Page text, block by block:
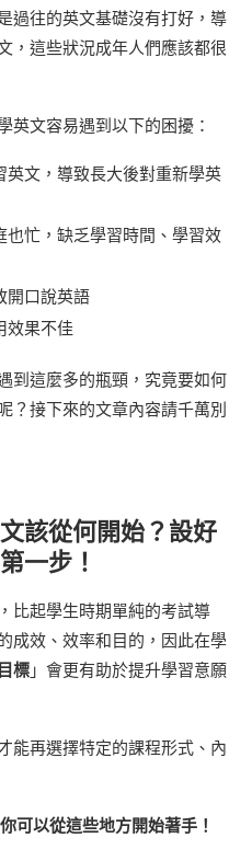
過往的英文基礎沒有打好，導
，這些狀況成年人們應該都很
英文容易遇到以下的困擾：
文，導致長大後對重新學英
忙，缺乏學習時間、學習效
開口說英語
效果不佳
到這麼多的瓶頸，究竟要如何
？接下來的文章內容請千萬別
該從何開始？設好
一步！
比起學生時期單純的考試導
成效、效率和目的，因此在學
標 」會更有助於提升學習意願
能再選擇特定的課程形式、內
可以從這些地方開始著手！